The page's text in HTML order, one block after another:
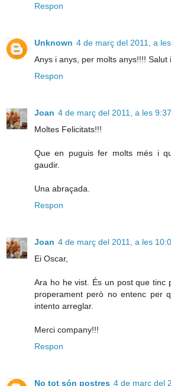
Respon
Unknown 4 de març del 2011, a
Anys i anys, per molts anys!!!! Salut
Respon
Joan 4 de març del 2011, a les 9:37
Moltes Felicitats!!!
Que en puguis fer molts més i
gaudir.
Una abraçada.
Respon
Joan 4 de març del 2011, a les
Ei Oscar,
Ara ho he vist. És un post que tinc
properament però no entenc per
intento arreglar.
Merci company!!!
Respon
No tot són postres 4 de març del